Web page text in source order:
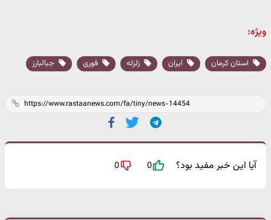
ویژه:
استان کرمان ایران زلزله فوری جبالبارز
آیا این خبر مفید بود؟ 0
0